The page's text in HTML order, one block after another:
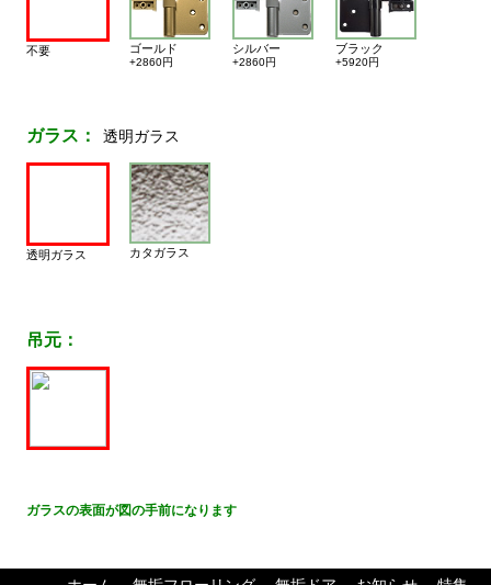
不要 ゴールド
+2860円
シルバー
+2860円
ブラック
+5920円
ガラス： 透明ガラス
透明ガラス カタガラス
吊元：
ガラスの表面が図の手前になります